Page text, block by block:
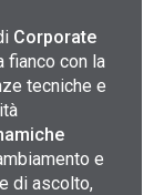
Corporate
fianco con la
tecniche e
e
di ascolto,